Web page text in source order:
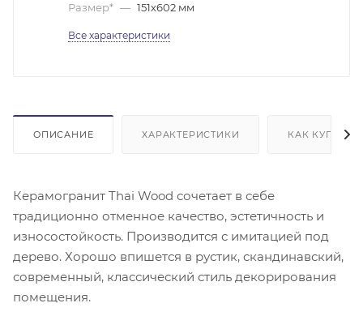
Размер* — 151х602 мм
Все характеристики
ОПИСАНИЕ ХАРАКТЕРИСТИКИ КАК КУПИТЬ
Керамогранит Thai Wood сочетает в себе
традиционно отменное качество, эстетичность и
износостойкость. Производится с имитацией под
дерево. Хорошо впишется в рустик, скандинавский,
современный, классический стиль декорирования
помещения.